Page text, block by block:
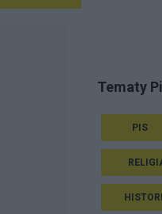
Tematy
PIS